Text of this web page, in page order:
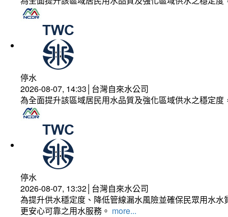
停水
2026-08-07, 14:33│台灣自來水公司
為全面提升該區域居民用水品質及強化區域供水之穩定
停水
2026-08-07, 13:32│台灣自來水公司
為提升供水穩定度、降低管線漏水風險並確保民眾用水
更安心可靠之用水服務。 more...